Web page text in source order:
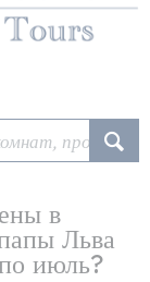
в
Льва
июль?